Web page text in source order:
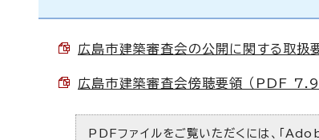
広島市建築審査会の公開に関する取
広島市建築審査会傍聴要領 （PDF
PDFファイルをご覧いただくには、「